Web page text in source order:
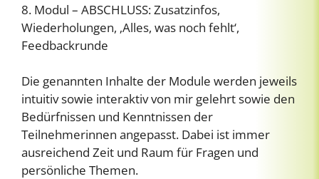
8. Modul – ABSCHLUSS: Zusatzinfos,
Wiederholungen, ‚Alles, was noch fehlt‘,
Feedbackrunde
Die genannten Inhalte der Module werden jeweils
intuitiv sowie interaktiv von mir gelehrt sowie den
Bedürfnissen und Kenntnissen der
Teilnehmerinnen angepasst. Dabei ist immer
ausreichend Zeit und Raum für Fragen und
persönliche Themen.